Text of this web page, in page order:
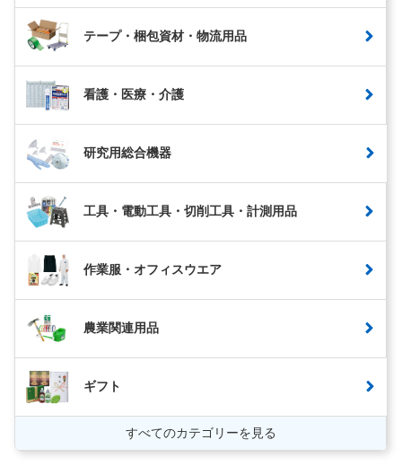
テープ・梱包資材・物流用品
看護・医療・介護
研究用総合機器
工具・電動工具・切削工具・計測用品
作業服・オフィスウエア
農業関連用品
ギフト
すべてのカテゴリーを見る